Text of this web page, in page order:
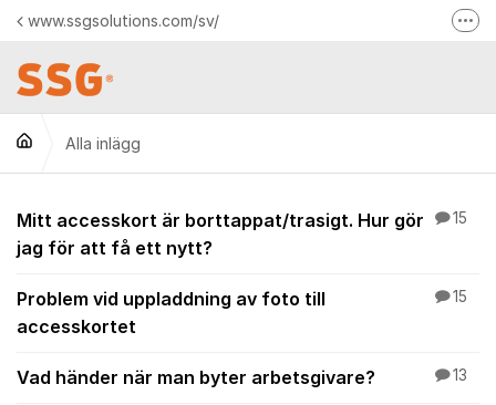
Hoppa till innehåll
www.ssgsolutions.com/sv/
Alla inlägg
Alla inlägg
Mitt accesskort är borttappat/trasigt. Hur gör
jag för att få ett nytt?
15
Problem vid uppladdning av foto till
accesskortet
15
Vad händer när man byter arbetsgivare? 13